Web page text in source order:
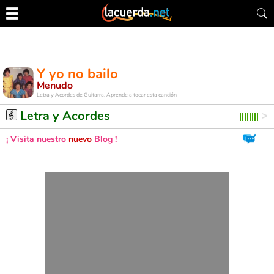
Y yo no bailo
Menudo
Letra y Acordes de Guitarra. Aprende a tocar esta canción
Letra y Acordes
¡ Visita nuestro nuevo Blog !